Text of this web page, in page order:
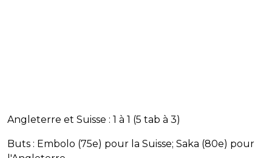
Angleterre et Suisse : 1 à 1 (5 tab à 3)
Buts : Embolo (75e) pour la Suisse; Saka (80e) pour